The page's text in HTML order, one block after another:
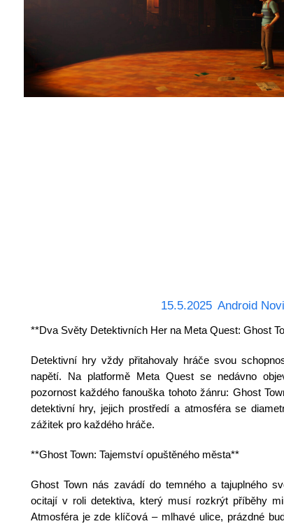
15.5.2025 Android
**Dva Světy Detektivních Her na Meta Quest: Ghost
Detektivní hry vždy přitahovaly hráče svou
napětí. Na platformě Meta Quest se nedávno
pozornost každého fanouška tohoto žánru: Ghost
detektivní hry, jejich prostředí a atmosféra se
zážitek pro každého hráče.
**Ghost Town: Tajemství opuštěného města**
Ghost Town nás zavádí do temného a tajuplného
ocitají v roli detektiva, který musí rozkrýt příběhy
Atmosféra je zde klíčová – mlhavé ulice, prázdné